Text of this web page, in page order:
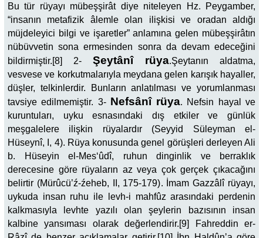
Bu tür rüyayı mübeşşirât diye niteleyen Hz. Peygamber,
“insanın metafizik âlemle olan ilişkisi ve oradan aldığı
müjdeleyici bilgi ve işaretler” anlamına gelen mübeşşirâtın
nübüvvetin sona ermesinden sonra da devam edeceğini
bildirmiştir.[8] 2- Şeytânî rüya.Şeytanın aldatma,
vesvese ve korkutmalarıyla meydana gelen karışık hayaller,
düşler, telkinlerdir. Bunların anlatılması ve yorumlanması
tavsiye edilmemiştir. 3- Nefsânî rüya. Nefsin hayal ve
kuruntuları, uyku esnasındaki dış etkiler ve günlük
meşgalelere ilişkin rüyalardır (Seyyid Süleyman el-
Hüseynî, I, 4). Rüya konusunda genel görüşleri derleyen Ali
b. Hüseyin el-Mes‘ûdî, ruhun dinginlik ve berraklık
derecesine göre rüyaların az veya çok gerçek çıkacağını
belirtir (Mürûcü’ź-źeheb, II, 175-179). İmam Gazzâlî rüyayı,
uykuda insan ruhu ile levh-i mahfûz arasındaki perdenin
kalkmasıyla levhte yazılı olan şeylerin bazısının insan
kalbine yansıması olarak değerlendirir.[9] Fahreddin er-